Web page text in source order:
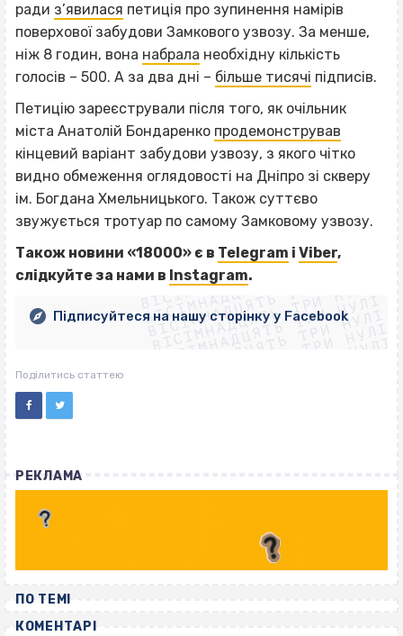
ради з’явилася петиція про зупинення намірів
поверхової забудови Замкового узвозу. За менше,
ніж 8 годин, вона набрала необхідну кількість
голосів – 500. А за два дні – більше тисячі підписів.
Петицію зареєстрували після того, як очільник
міста Анатолій Бондаренко продемонстрував
кінцевий варіант забудови узвозу, з якого чітко
видно обмеження оглядовості на Дніпро зі скверу
ім. Богдана Хмельницького. Також суттєво
звужується тротуар по самому Замковому узвозу.
Також новини «18000» є в Telegram і Viber,
слідкуйте за нами в Instagram.
ВІСІМНАДЦЯТЬ ТРИ НУЛІ
ВІСІМНАДЦЯТЬ ТРИ НУЛІ
ВІСІМНАДЦЯТЬ ТРИ НУЛІ
ВІСІМНАДЦЯТЬ ТРИ НУЛІ
ВІСІМНАДЦЯТЬ ТРИ НУЛІ
ВІСІМНАДЦЯТЬ ТРИ НУЛІ
ВІСІМНАДЦЯТЬ ТРИ НУЛІ
ВІСІМНАДЦЯТЬ ТРИ НУЛІ
Підписуйтеся на нашу сторінку у Facebook
Поділитись статтею
РЕКЛАМА
ПО ТЕМІ
КОМЕНТАРІ